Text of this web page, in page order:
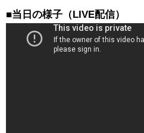
■当日の様子（LIVE配信）